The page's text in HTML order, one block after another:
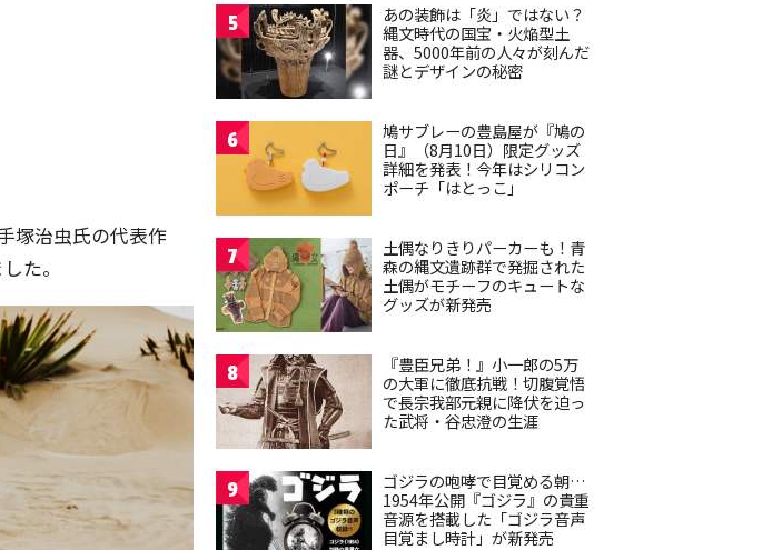
塚治虫氏の代表作
た。
5
あの装飾は「炎」ではない？
縄文時代の国宝・火焔型土
器、5000年前の人々が刻んだ
謎とデザインの秘密
6
鳩サブレーの豊島屋が『鳩の
日』（8月10日）限定グッズ
詳細を発表！今年はシリコン
ポーチ「はとっこ」
7
土偶なりきりパーカーも！青
森の縄文遺跡群で発掘された
土偶がモチーフのキュートな
グッズが新発売
8
『豊臣兄弟！』小一郎の5万
の大軍に徹底抗戦！切腹覚悟
で長宗我部元親に降伏を迫っ
た武将・谷忠澄の生涯
9
ゴジラの咆哮で目覚める朝…
1954年公開『ゴジラ』の貴重
音源を搭載した「ゴジラ音声
目覚まし時計」が新発売